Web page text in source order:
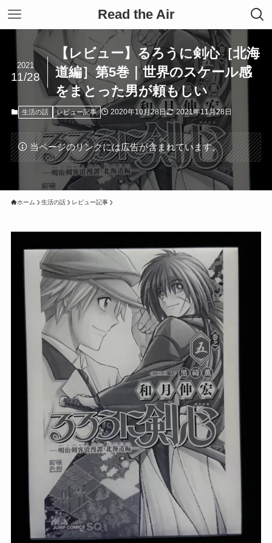
Read the Air
【レビュー】るろうに剣心［北海
道編］第5巻｜世界のスケール感
をまとった男が頼もしい
2021
11/28
生活の話 レビュー記事 2020年10月28日 2021年11月28日
当ページのリンクには広告が含まれています。
ホーム 生活の話 レビュー記事